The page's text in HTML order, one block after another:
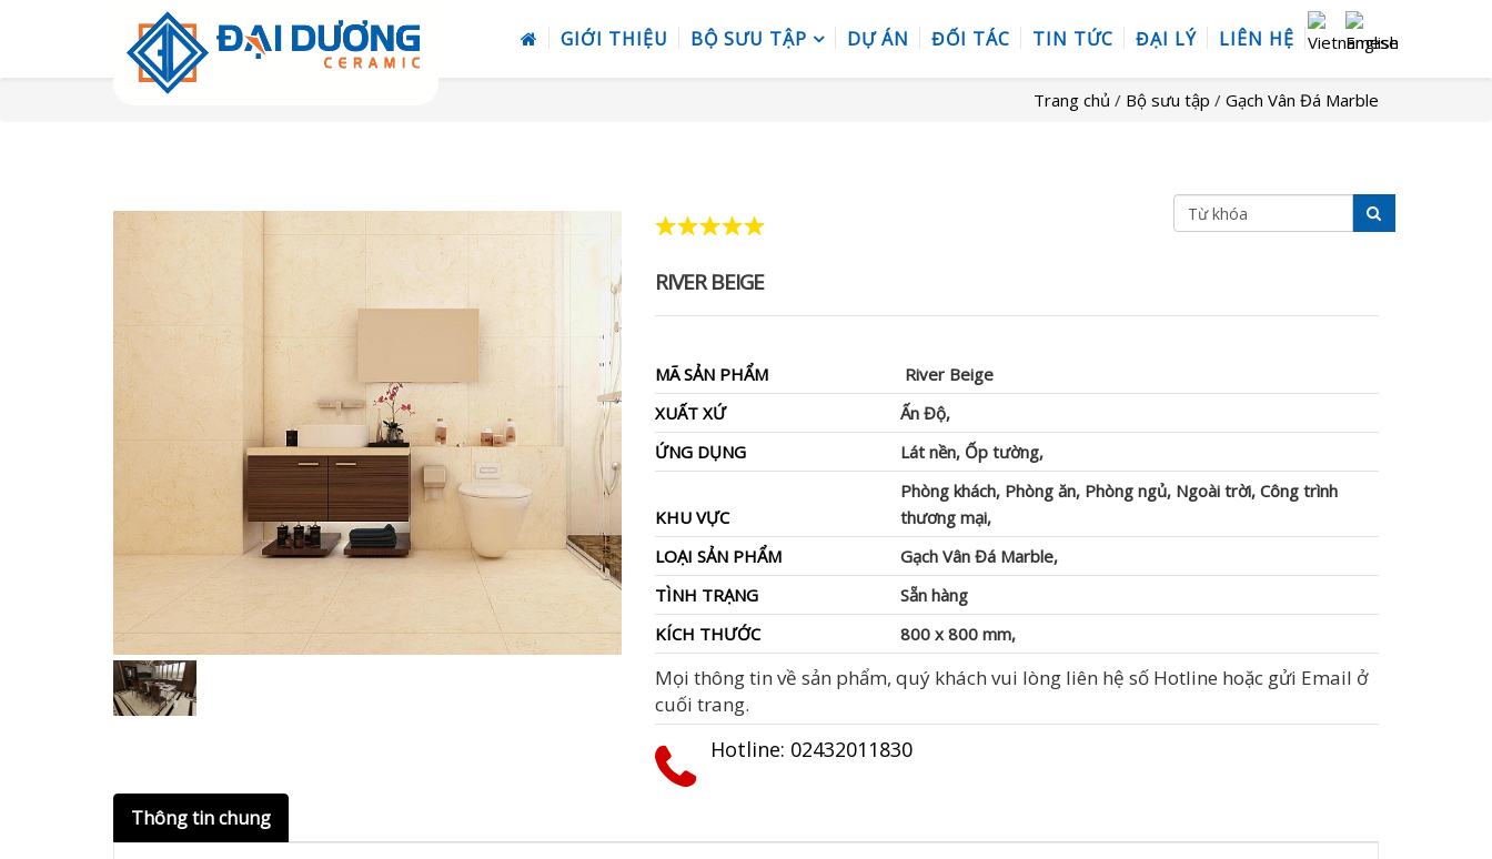
GIỚI THIỆU BỘ SƯU TẬP DỰ ÁN ĐỐI TÁC TIN TỨC ĐẠI LÝ LIÊN HỆ
Trang chủ / Bộ sưu tập / Gạch Vân Đá Marble
RIVER BEIGE
MÃ SẢN PHẨM
River Beige
XUẤT XỨ
Ấn Độ,
ỨNG DỤNG
Lát nền, Ốp tường,
KHU VỰC
Phòng khách, Phòng ăn, Phòng ngủ, Ngoài trời, Công trình
thương mại,
LOẠI SẢN PHẨM
Gạch Vân Đá Marble,
TÌNH TRẠNG
Sẵn hàng
KÍCH THƯỚC
800 x 800 mm,
Mọi thông tin về sản phẩm, quý khách vui lòng liên hệ số Hotline hoặc gửi Email ở
cuối trang.
Hotline: ‭02432011830‬
Thông tin chung